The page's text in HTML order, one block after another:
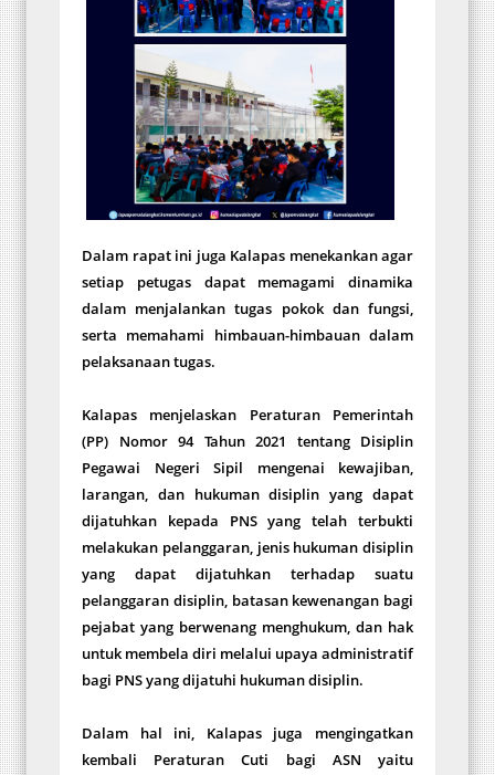
Dalam rapat ini juga Kalapas menekankan agar
setiap petugas dapat memagami dinamika
dalam menjalankan tugas pokok dan fungsi,
serta memahami himbauan-himbauan dalam
pelaksanaan tugas.
Kalapas menjelaskan Peraturan Pemerintah
(PP) Nomor 94 Tahun 2021 tentang Disiplin
Pegawai Negeri Sipil mengenai kewajiban,
larangan, dan hukuman disiplin yang dapat
dijatuhkan kepada PNS yang telah terbukti
melakukan pelanggaran, jenis hukuman disiplin
yang dapat dijatuhkan terhadap suatu
pelanggaran disiplin, batasan kewenangan bagi
pejabat yang berwenang menghukum, dan hak
untuk membela diri melalui upaya administratif
bagi PNS yang dijatuhi hukuman disiplin.
Dalam hal ini, Kalapas juga mengingatkan
kembali Peraturan Cuti bagi ASN yaitu